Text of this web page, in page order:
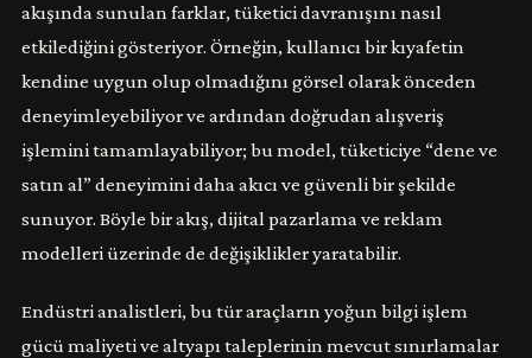
akışında sunulan farklar, tüketici davranışını nasıl
etkilediğini gösteriyor. Örneğin, kullanıcı bir kıyafetin
kendine uygun olup olmadığını görsel olarak önceden
deneyimleyebiliyor ve ardından doğrudan alışveriş
işlemini tamamlayabiliyor; bu model, tüketiciye “dene ve
satın al” deneyimini daha akıcı ve güvenli bir şekilde
sunuyor. Böyle bir akış, dijital pazarlama ve reklam
modelleri üzerinde de değişiklikler yaratabilir.
Endüstri analistleri, bu tür araçların yoğun bilgi işlem
gücü maliyeti ve altyapı taleplerinin mevcut sınırlamalar